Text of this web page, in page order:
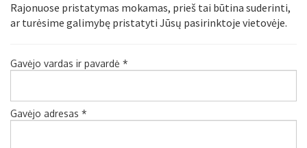
Rajonuose pristatymas mokamas, prieš tai būtina suderinti,
ar turėsime galimybę pristatyti Jūsų pasirinktoje vietovėje.
Gavėjo vardas ir pavardė *
Gavėjo adresas *